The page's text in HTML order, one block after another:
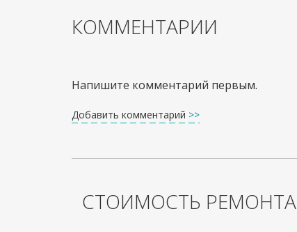
КОММЕНТАРИИ
Напишите комментарий первым.
Добавить комментарий >>
СТОИМОСТЬ РЕМОНТА